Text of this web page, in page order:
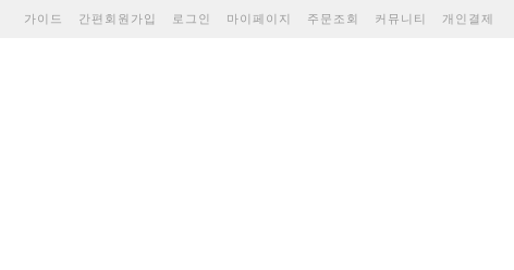
가이드 간편회원가입 로그인 마이페이지 주문조회 커뮤니티 개인결제